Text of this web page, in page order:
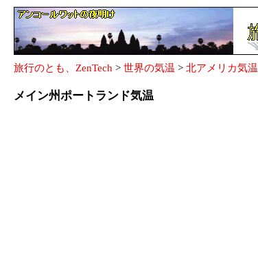
旅行のとも、ZenTech > 世界の気温 > 北アメリカ気温
メイン州ポートランド気温